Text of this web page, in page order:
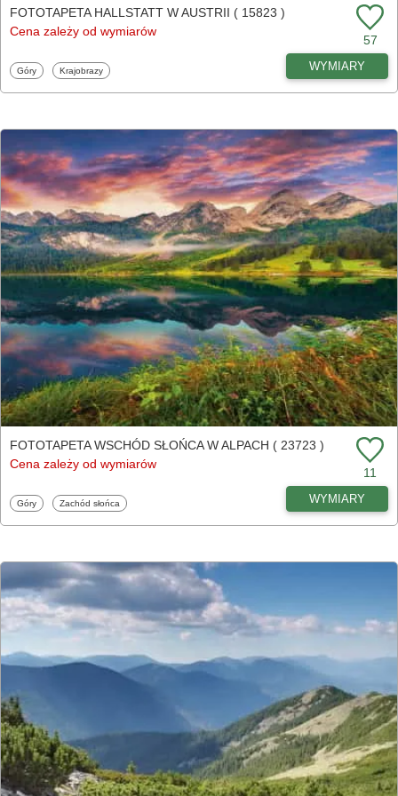
FOTOTAPETA HALLSTATT W AUSTRII ( 15823 )
Cena zależy od wymiarów
57
Fototapety
Góry Fototapety
Krajobrazy WYMIARY
FOTOTAPETA WSCHÓD SŁOŃCA W ALPACH ( 23723 )
Cena zależy od wymiarów
11
Fototapety
Góry Fototapety
Zachód słońca WYMIARY